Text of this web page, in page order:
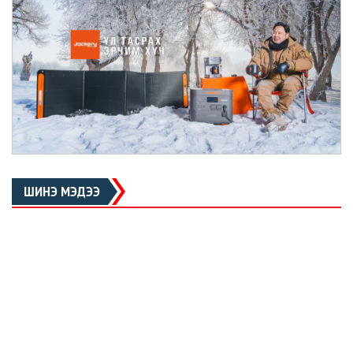
ШИНЭ МЭДЭЭ